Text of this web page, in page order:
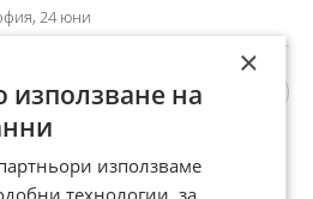
24 юни
компютър
RENAULT SCENIC
×
използване на
използваме
технологии, за